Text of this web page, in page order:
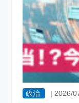
政治 |2026/